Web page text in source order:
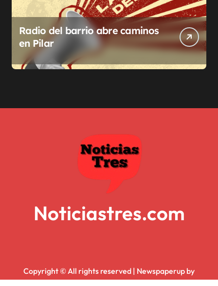
Radio del barrio abre caminos
en Pilar
Noticiastres.com
Copyright © All rights reserved | Newspaperup by